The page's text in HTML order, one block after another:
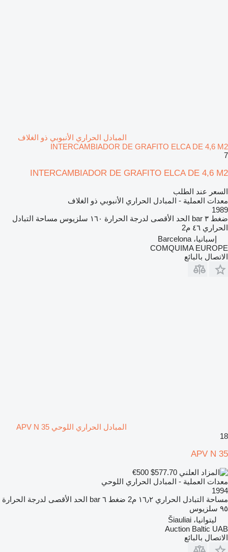
المبادل الحراري الأنبوبي ذو الغلاف
INTERCAMBIADOR DE GRAFITO ELCA DE 4,6 M2
7
INTERCAMBIADOR DE GRAFITO ELCA DE 4,6 M2
السعر عند الطلب
معدات العملية - المبادل الحراري الأنبوبي ذو الغلاف
1989
ضغط ٣ bar الحد الأقصى لدرجة الحرارة ١٦٠ سلزيوس
مساحة التبادل
الحراري ٤٦ م2
إسبانيا، Barcelona
COMQUIMA EUROPE
الاتصال بالبائع
المبادل الحراري اللوحي APV N 35
18
APV N 35
€500
معدات العملية - المبادل الحراري اللوحي
1994
مساحة التبادل الحراري ١٦٫٢ م2 ضغط ٦ bar
الحد الأقصى لدرجة الحرارة
٩٥ سلزيوس
ليتوانيا، Šiauliai
Auction Baltic UAB
الاتصال بالبائع